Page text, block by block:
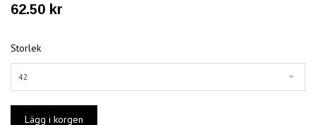
62.50 kr
Storlek
42